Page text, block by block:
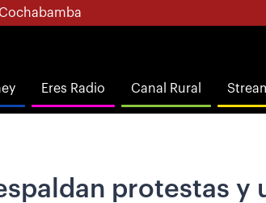
Cochabamba
Eres Radio Canal Rural
protestas